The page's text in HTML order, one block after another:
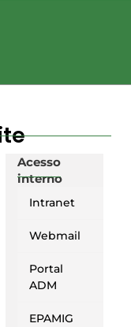
Acesso
interno
Intranet
Webmail
Portal
ADM
EPAMIG